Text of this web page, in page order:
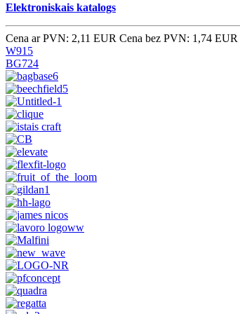
Elektroniskais katalogs
Cena ar PVN: 2,11 EUR Cena bez PVN: 1,74 EUR
W915
BG724